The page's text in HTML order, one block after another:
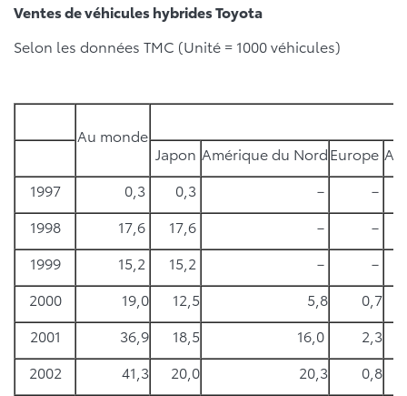
Ventes de véhicules hybrides Toyota
Selon les données TMC (Unité = 1000 véhicules)
Au monde
Japon Amérique du NordEurope
1997
0,3 0,3 －
－
1998
17,6 17,6 －
－
1999
15,2 15,2 －
－
2000
19,0 12,5 5,8
0,7
2001
36,9 18,5 16,0 2,3
2002
41,3 20,0 20,3 0,8